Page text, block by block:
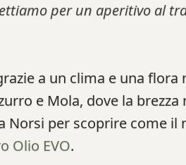
per un aperitivo al
a un clima e una
e Mola, dove la
Norsi per scoprire come
Olio EVO.